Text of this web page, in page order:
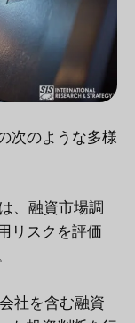
次のような多様
、融資市場調
リスクを評価
社を含む融資